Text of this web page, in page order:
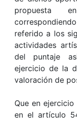
propuesta
referido a los
actividades
del puntaje
ejercicio de la
valoración de
Que en
en el artículo